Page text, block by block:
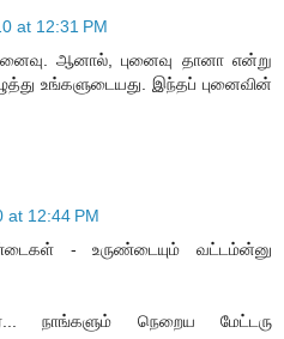
at 12:31 PM
ஆனால், புனைவு தானா என்று
உங்களுடையது. இந்தப் புனைவின்
at 12:44 PM
- உருண்டையும் வட்டம்ன்னு
நாங்களும் நெறைய மேட்டரு